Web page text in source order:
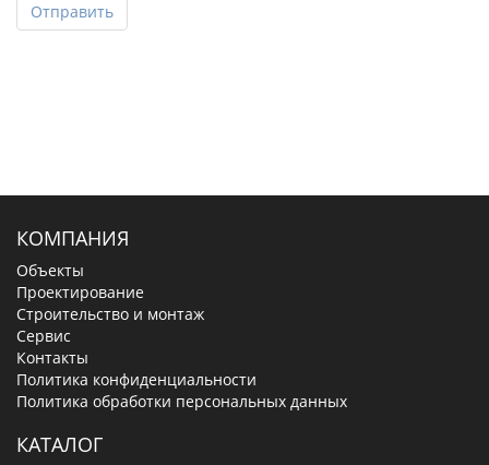
Отправить
КОМПАНИЯ
Объекты
Проектирование
Строительство и монтаж
Сервис
Контакты
Политика конфиденциальности
Политика обработки персональных данных
КАТАЛОГ